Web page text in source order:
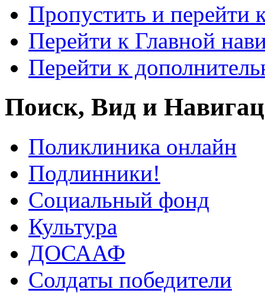
Пропустить и перейти
Перейти к Главной
Перейти к
Поиск, Вид и
Поликлиника онлайн
Подлинники!
Социальный фонд
Культура
ДОСААФ
Солдаты победители